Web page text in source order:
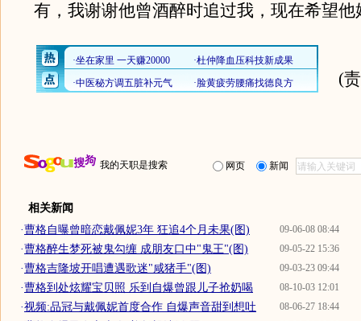
有，我谢谢他曾酒醉时追过我，现在希望他
(
我的天职是搜索 网页 新闻
相关新闻
09-06-08 08:44
·曹格自曝曾暗恋戴佩妮3年 狂追4个月未果(图)
09-05-22 15:36
·曹格醉生梦死被鬼勾缠 成朋友口中"鬼王"(图)
09-03-23 09:44
·曹格吉隆坡开唱遭遇歌迷"咸猪手"(图)
08-10-03 12:01
·曹格到处炫耀宝贝照 乐到自爆曾跟儿子抢奶喝
08-06-27 18:44
·视频:品冠与戴佩妮首度合作 自爆声音甜到想吐